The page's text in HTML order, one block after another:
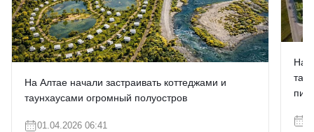
На Алтае начали застраивать коттеджами и
таунхаусами огромный полуостров
01.04.2026 06:41
На